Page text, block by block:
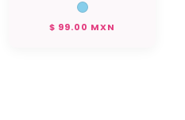
Precio
$ 99.00 MXN